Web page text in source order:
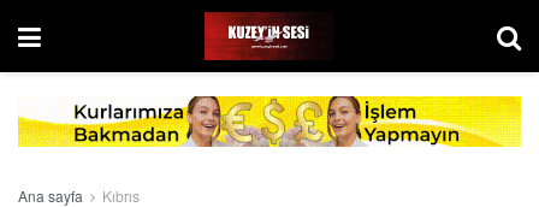
Ana sayfa Kıbrıs